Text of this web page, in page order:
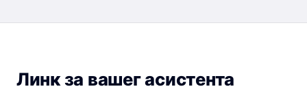
Линк за вашег асистента